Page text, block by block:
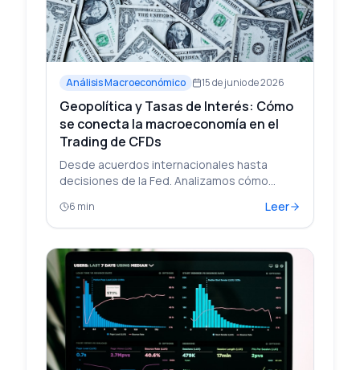
Análisis Macroeconómico 15 de junio de 2026
Geopolítica y Tasas de Interés: Cómo
se conecta la macroeconomía en el
Trading de CFDs
Desde acuerdos internacionales hasta
decisiones de la Fed. Analizamos cómo
se cruzan en los gráficos y abren
oportunidades de análisis.
6 min Leer